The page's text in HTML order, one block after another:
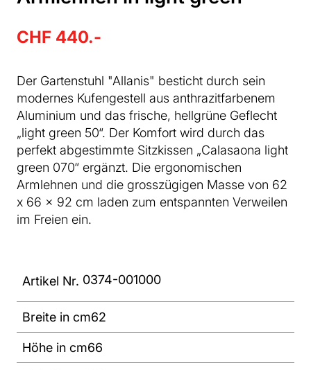
CHF 440.-
Der Gartenstuhl "Allanis" besticht durch sein
modernes Kufengestell aus anthrazitfarbenem
Aluminium und das frische, hellgrüne Geflecht
„light green 50“. Der Komfort wird durch das
perfekt abgestimmte Sitzkissen „Calasaona light
green 070“ ergänzt. Die ergonomischen
Armlehnen und die grosszügigen Masse von 62
x 66 x 92 cm laden zum entspannten Verweilen
im Freien ein.
Artikel Nr. 0374-001000
Breite in cm62
Höhe in cm66